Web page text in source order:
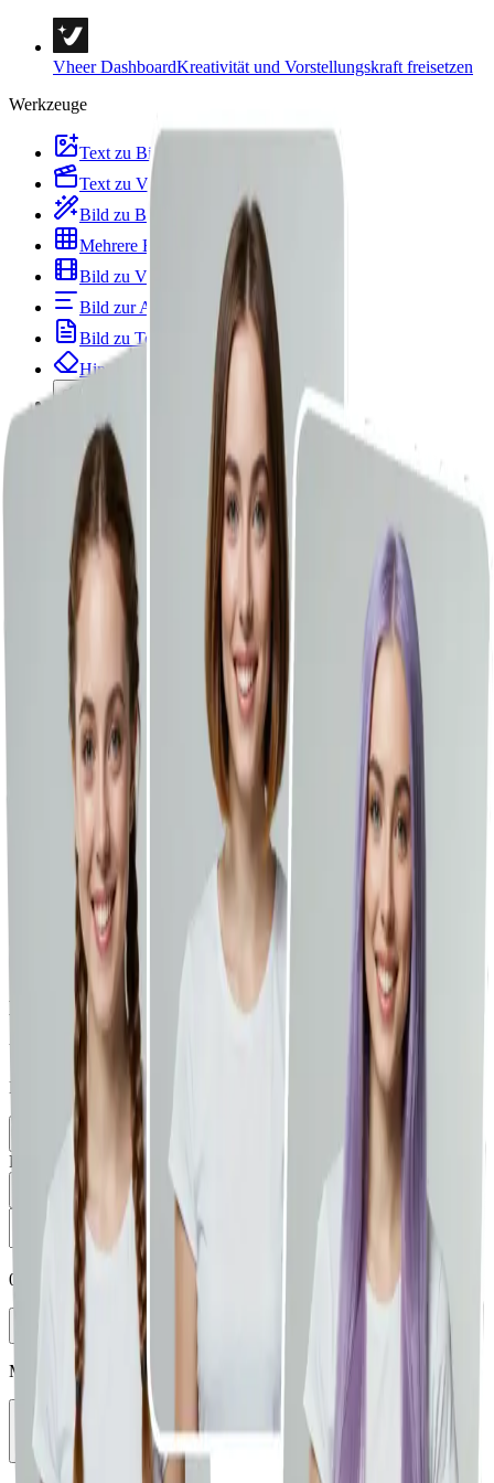
Vheer DashboardKreativität und Vorstellungskraft freisetzen
Werkzeuge
Text zu Bild
Text zu Video
Bild zu Bild
Mehrere Bilder zu einem Bild
Bild zu Video
Bild zur Aufforderung
Bild zu Text
Hintergrund-Entferner
Bildvorlagen
Bild-Tools
Dateikompressoren
Emoji-Tools
Neueste Bibliothek
GPT-Image-2 ist jetzt auf Vheer verfügbar. Jetzt kostenlos starten.
Toggle Sidebar
Dashboard
Frisurenwechsler
Verlauf
Stellen Sie Ihr Bild hier ein, oder klicken Sie zum
Durchsuchen
Unterstützt JPG, PNG, WEBP (max. 10MB)
Einfügen aus der Zwischenablage wird unterstützt.
Bild auswählen
Prompt
0
Enhance
Modell auswählen
Vheer Quality